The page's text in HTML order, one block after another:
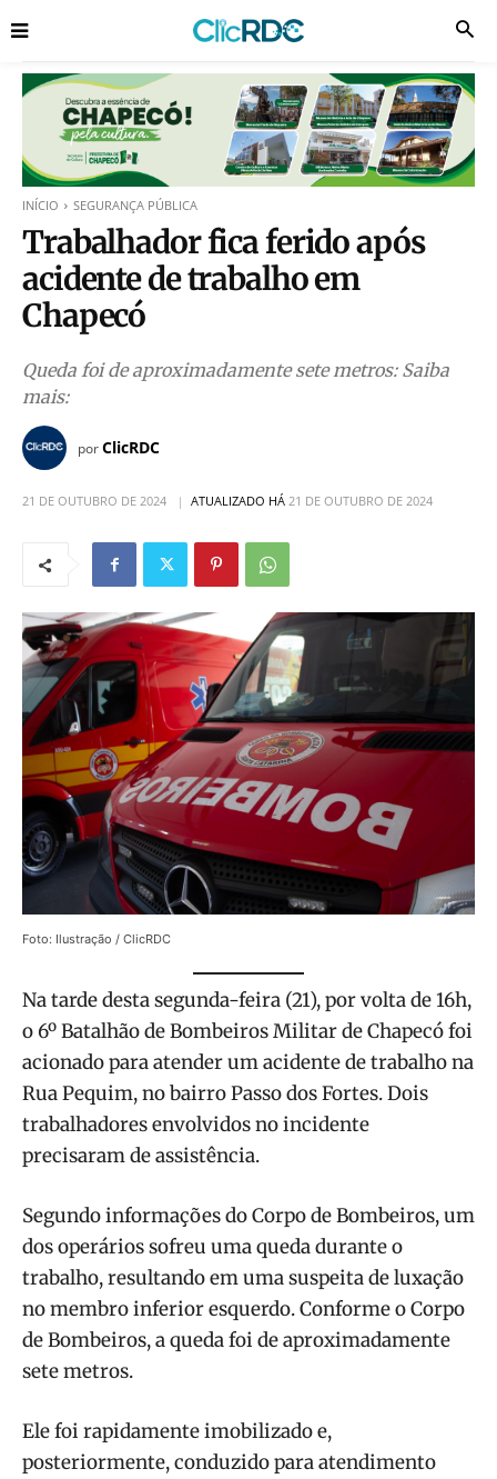
INÍCIO SEGURANÇA PÚBLICA
Trabalhador fica ferido após
acidente de trabalho em
Chapecó
Queda foi de aproximadamente sete metros: Saiba
mais:
porClicRDC
21 DE OUTUBRO DE 2024 ATUALIZADO HÁ 21 DE OUTUBRO DE 2024
Foto: Ilustração / ClicRDC
Na tarde desta segunda-feira (21), por volta de 16h,
o 6º Batalhão de Bombeiros Militar de Chapecó foi
acionado para atender um acidente de trabalho na
Rua Pequim, no bairro Passo dos Fortes. Dois
trabalhadores envolvidos no incidente
precisaram de assistência.
Segundo informações do Corpo de Bombeiros, um
dos operários sofreu uma queda durante o
trabalho, resultando em uma suspeita de luxação
no membro inferior esquerdo. Conforme o Corpo
de Bombeiros, a queda foi de aproximadamente
sete metros.
Ele foi rapidamente imobilizado e,
posteriormente, conduzido para atendimento